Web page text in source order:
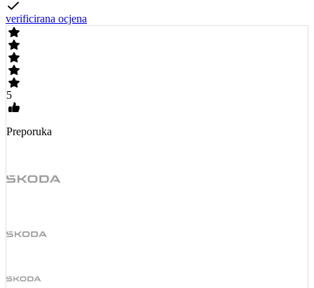
verificirana ocjena
5
Preporuka